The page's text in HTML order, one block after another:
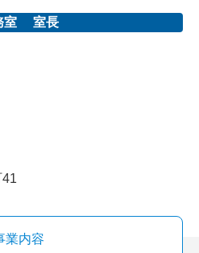
室 室長
業内容